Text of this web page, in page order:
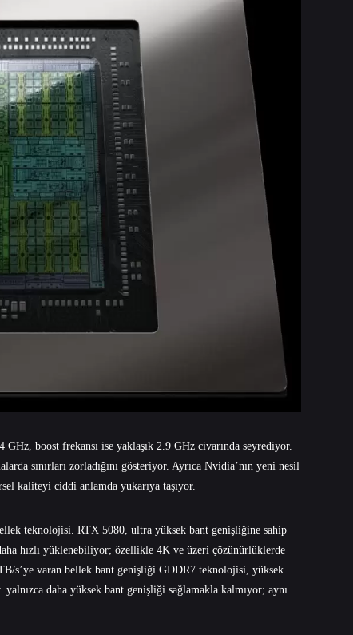
GHz, boost frekansı ise yaklaşık 2.9 GHz civarında seyrediyor.
sınırları zorladığını gösteriyor. Ayrıca Nvidia’nın yeni nesil
kaliteyi ciddi anlamda yukarıya taşıyor.
teknolojisi. RTX 5080, ultra yüksek bant genişliğine sahip
hızlı yüklenebiliyor; özellikle 4K ve üzeri çözünürlüklerde
s’ye varan bellek bant genişliği GDDR7 teknolojisi, yüksek
daha yüksek bant genişliği sağlamakla kalmıyor; aynı